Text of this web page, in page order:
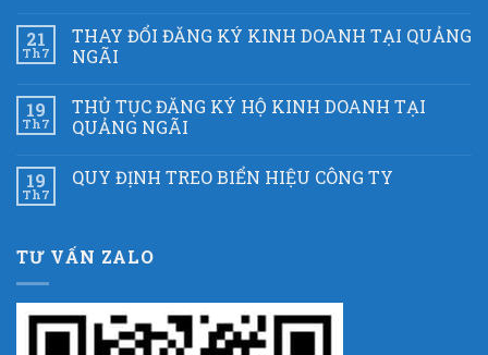
21
Th7
THAY ĐỔI ĐĂNG KÝ KINH DOANH TẠI QUẢNG
NGÃI
19
Th7
THỦ TỤC ĐĂNG KÝ HỘ KINH DOANH TẠI
QUẢNG NGÃI
19
Th7
QUY ĐỊNH TREO BIỂN HIỆU CÔNG TY
TƯ VẤN ZALO